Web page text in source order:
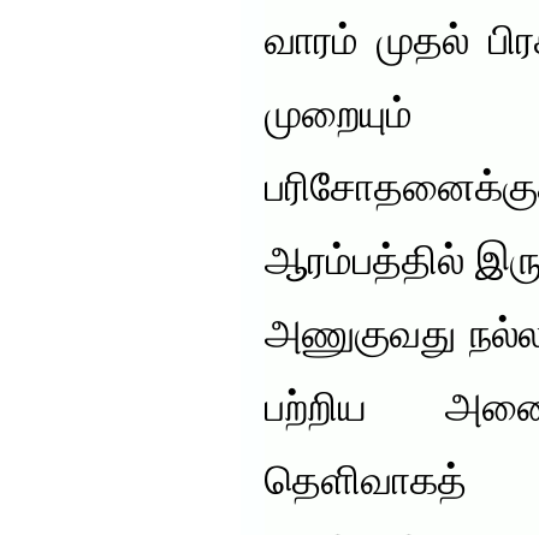
வாரம் முதல்
முறையும்
ஆரம்பத்தில்
அணுகுவது
பற்றிய
தெளிவாகத்